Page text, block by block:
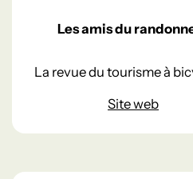
Les amis du
La revue du tourisme à
Site web